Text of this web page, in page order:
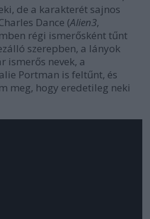
de a karakterét sajnos
Dance (Alien3,
régi ismerősként tűnt
szerepben, a lányok
ismerős nevek, a
Portman is feltűnt, és
meg, hogy eredetileg neki